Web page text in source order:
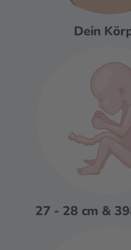
Dein
27 - 28 cm &